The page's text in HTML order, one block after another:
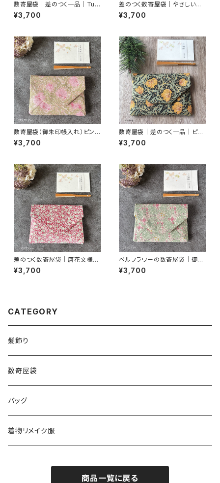
数寄屋袋｜差のつく一品｜Tuli
ps2｜御朱印帳入れ
¥3,700
差のつく数寄屋袋｜やさしいピ
ンク紬｜御朱印帳入れ・茶道
¥3,700
数寄屋袋（御朱印帳入れ）ピンパ
ネル・ピンク柄／ウィリアムモリ
ス生地使用
¥3,700
数寄屋袋｜差のつく一品｜ピン
パネル・ブラック｜御朱印帳入れ
にも
¥3,700
差のつく数寄屋袋｜唐花文様｜
御朱印帳入れ・茶道
¥3,700
ベルフラワーの数寄屋袋｜御朱
印帳入れ・茶道
¥3,700
CATEGORY
髪飾り
数奇屋袋
バッグ
着物リメイク服
商品一覧に戻る